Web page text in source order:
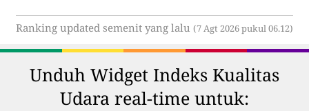
Ranking updated semenit yang lalu (7 Agt 2026 pukul 06.12)
Unduh Widget Indeks Kualitas
Udara real-time untuk: